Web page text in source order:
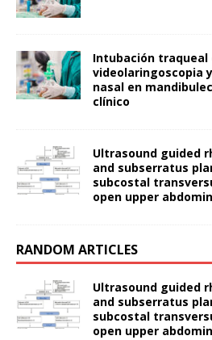
Intubación traqueal
videolaringoscopia
nasal en
clínico
Ultrasound guided
and subserratus
subcostal
open upper
RANDOM ARTICLES
Ultrasound guided
and subserratus
subcostal
open upper